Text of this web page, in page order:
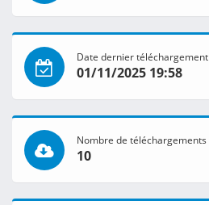
Date dernier téléchargement
01/11/2025 19:58
Nombre de téléchargements
10